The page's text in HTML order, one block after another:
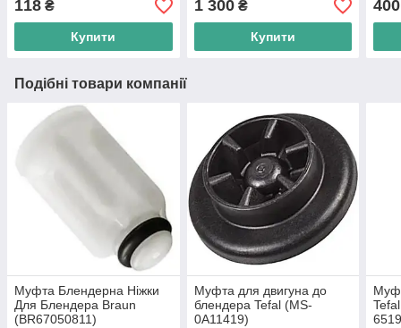
118 ₴
Купити
1 300₴
Купити
400
Подібні товари компанії
Муфта Блендерна Ніжки
Для Блендера Braun
(BR67050811)
Муфта для двигуна до
блендера Tefal (MS-
0A11419)